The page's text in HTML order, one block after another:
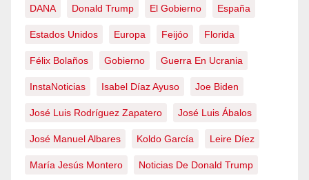
DANA Donald Trump El Gobierno España
Estados Unidos Europa Feijóo Florida
Félix Bolaños Gobierno Guerra En Ucrania
InstaNoticias Isabel Díaz Ayuso Joe Biden
José Luis Rodríguez Zapatero José Luis Ábalos
José Manuel Albares Koldo García Leire Díez
María Jesús Montero Noticias De Donald Trump